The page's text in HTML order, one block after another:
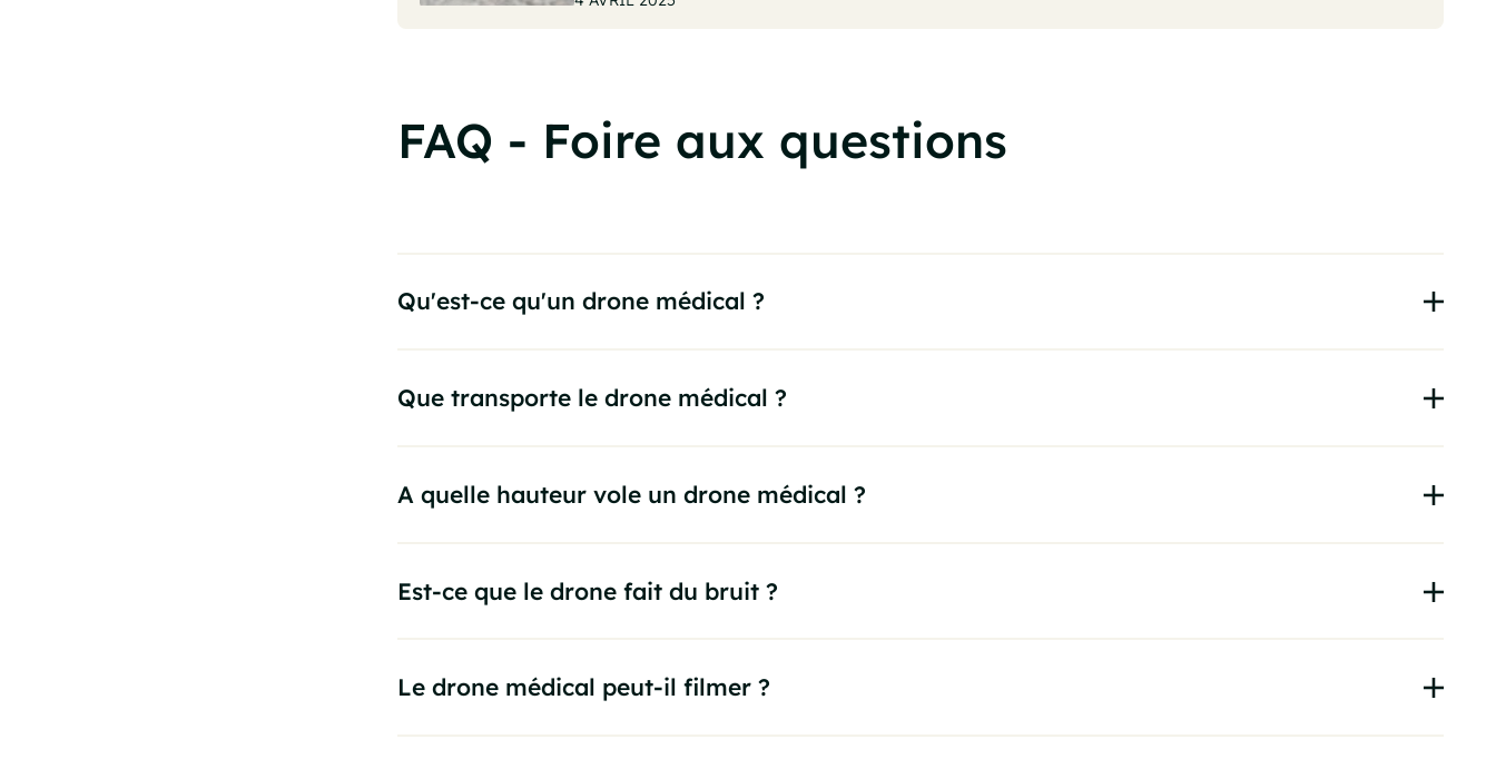
FAQ - Foire aux questions
Qu'est-ce qu'un drone médical ?
Que transporte le drone médical ?
A quelle hauteur vole un drone médical ?
Est-ce que le drone fait du bruit ?
Le drone médical peut-il filmer ?